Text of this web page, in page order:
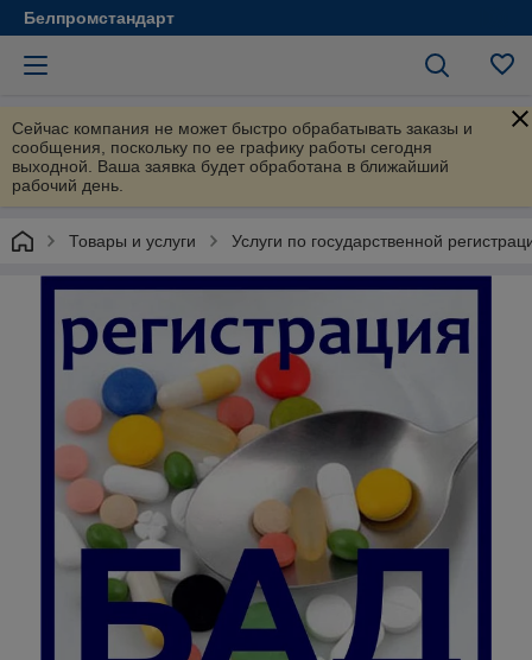
Белпромстандарт
Сейчас компания не может быстро обрабатывать заказы и
сообщения, поскольку по ее графику работы сегодня
выходной. Ваша заявка будет обработана в ближайший
рабочий день.
Товары и услуги Услуги по государственной